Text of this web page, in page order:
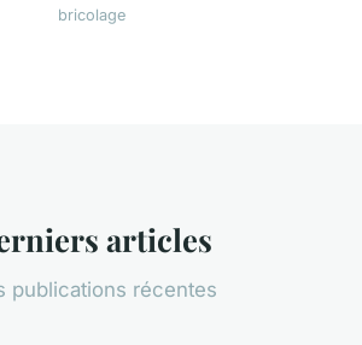
bricolage
articles
publications récentes